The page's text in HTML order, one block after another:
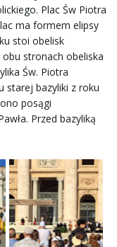
Plac Św Piotra
ma formem elipsy
stoi obelisk
stronach obeliska
Św. Piotra
starej bazyliki z roku
posągi
Przed bazyliką